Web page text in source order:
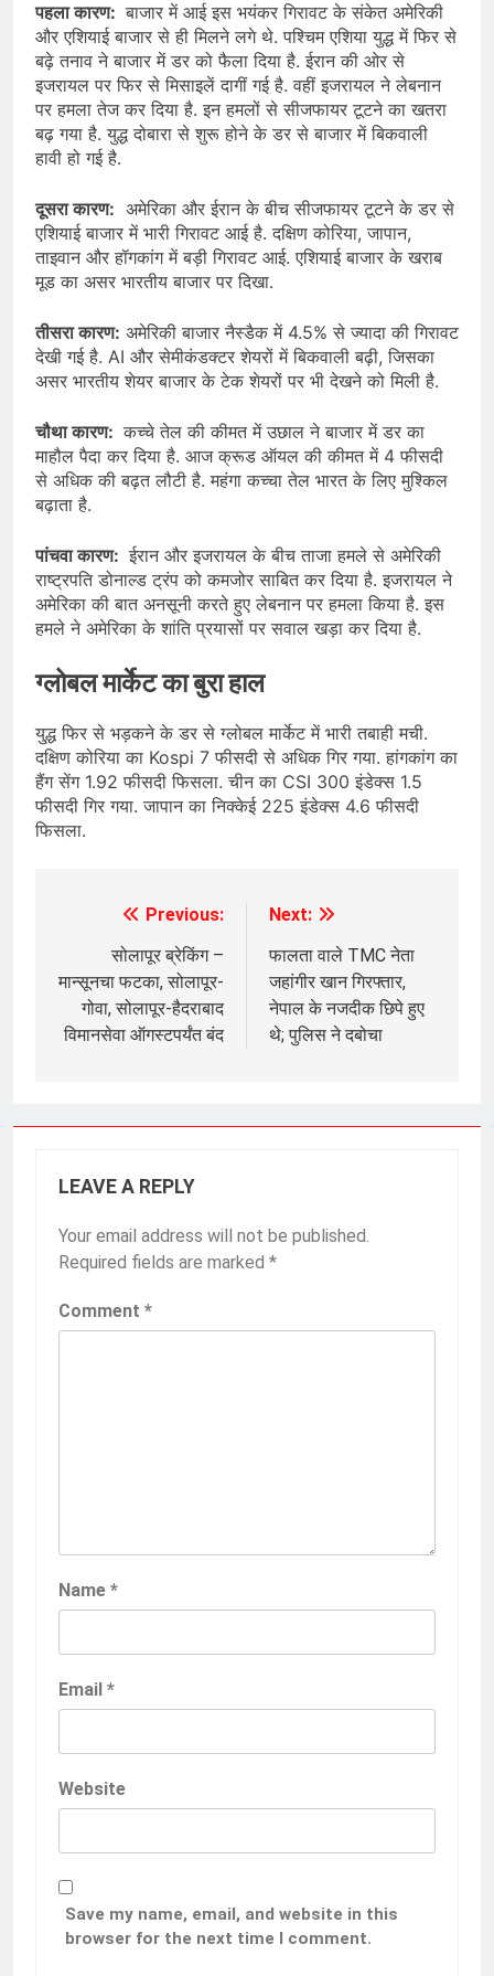
पहला कारण: बाजार में आई इस भयंकर गिरावट के संकेत अमेरिकी
और एशियाई बाजार से ही मिलने लगे थे. पश्चिम एशिया युद्ध में फिर से
बढ़े तनाव ने बाजार में डर को फैला दिया है. ईरान की ओर से
इजरायल पर फिर से मिसाइलें दागीं गई है. वहीं इजरायल ने लेबनान
पर हमला तेज कर दिया है. इन हमलों से सीजफायर टूटने का खतरा
बढ़ गया है. युद्ध दोबारा से शुरू होने के डर से बाजार में बिकवाली
हावी हो गई है.
दूसरा कारण: अमेरिका और ईरान के बीच सीजफायर टूटने के डर से
एशियाई बाजार में भारी गिरावट आई है. दक्षिण कोरिया, जापान,
ताइवान और हॉगकांग में बड़ी गिरावट आई. एशियाई बाजार के खराब
मूड का असर भारतीय बाजार पर दिखा.
तीसरा कारण: अमेरिकी बाजार नैस्डैक में 4.5% से ज्यादा की गिरावट
देखी गई है. AI और सेमीकंडक्टर शेयरों में बिकवाली बढ़ी, जिसका
असर भारतीय शेयर बाजार के टेक शेयरों पर भी देखने को मिली है.
चौथा कारण: कच्चे तेल की कीमत में उछाल ने बाजार में डर का
माहौल पैदा कर दिया है. आज क्रूड ऑयल की कीमत में 4 फीसदी
से अधिक की बढ़त लौटी है. महंगा कच्चा तेल भारत के लिए मुश्किल
बढ़ाता है.
पांचवा कारण: ईरान और इजरायल के बीच ताजा हमले से अमेरिकी
राष्ट्रपति डोनाल्ड ट्रंप को कमजोर साबित कर दिया है. इजरायल ने
अमेरिका की बात अनसूनी करते हुए लेबनान पर हमला किया है. इस
हमले ने अमेरिका के शांति प्रयासों पर सवाल खड़ा कर दिया है.
ग्लोबल मार्केट का बुरा हाल
यु्द्ध फिर से भड़कने के डर से ग्लोबल मार्केट में भारी तबाही मची.
दक्षिण कोरिया का Kospi 7 फीसदी से अधिक गिर गया. हांगकांग का
हैंग सेंग 1.92 फीसदी फिसला. चीन का CSI 300 इंडेक्स 1.5
फीसदी गिर गया. जापान का निक्केई 225 इंडेक्स 4.6 फीसदी
फिसला.
navigation
Previous:
सोलापूर ब्रेकिंग –
मान्सूनचा फटका, सोलापूर-
गोवा, सोलापूर-हैदराबाद
विमानसेवा ऑगस्टपर्यंत बंद
Next:
फालता वाले TMC नेता
जहांगीर खान गिरफ्तार,
नेपाल के नजदीक छिपे हुए
थे; पुलिस ने दबोचा
LEAVE A REPLY
Your email address will not be published.
Required fields are marked *
Comment *
Name *
Email *
Website
Save my name, email, and website in this
browser for the next time I comment.